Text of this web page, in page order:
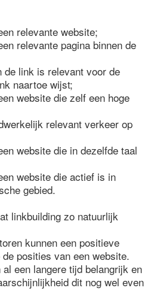
relevante website;
relevante pagina binnen de
de link is relevant voor de
naartoe wijst;
website die zelf een hoge
relevant verkeer op
website die in dezelfde taal
website die actief is in
gebied.
linkbuilding zo natuurlijk
kunnen een positieve
posities van een website.
een langere tijd belangrijk en
dit nog wel even